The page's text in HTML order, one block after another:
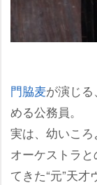
門脇麦が演じ
める公務員。
実は、幼いこ
オーケストラ
てきた“元”天